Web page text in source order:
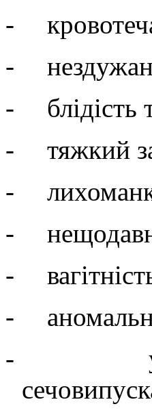
-
-
-
блідість
-
тяжкий
-
-
-
-
-